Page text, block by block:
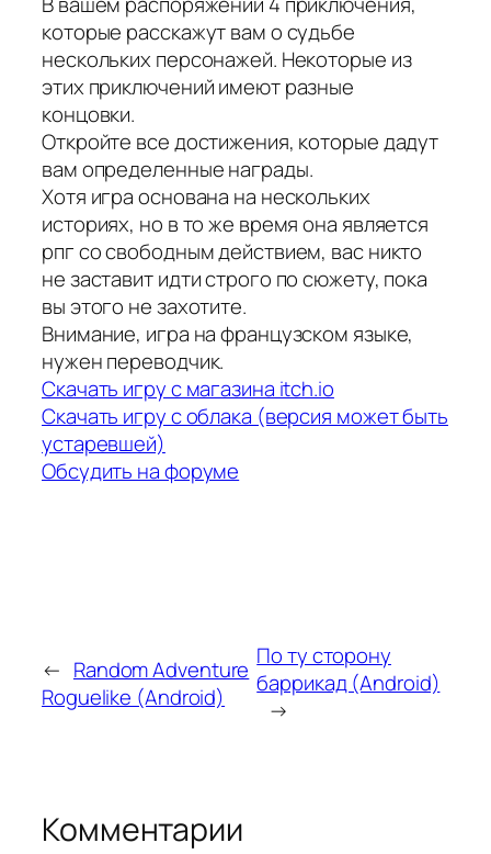
которые расскажут вам о судьбе
нескольких персонажей. Некоторые из
этих приключений имеют разные
концовки.
Откройте все достижения, которые дадут
вам определенные награды.
Хотя игра основана на нескольких
историях, но в то же время она является
рпг со свободным действием, вас никто
не заставит идти строго по сюжету, пока
вы этого не захотите.
Внимание, игра на французском языке,
нужен переводчик.
Скачать игру с магазина itch.io
Скачать игру с облака (версия может быть
устаревшей)
Обсудить на форуме
← Random Adventure
Roguelike (Android)
По ту сторону
баррикад (Android)
→
Комментарии